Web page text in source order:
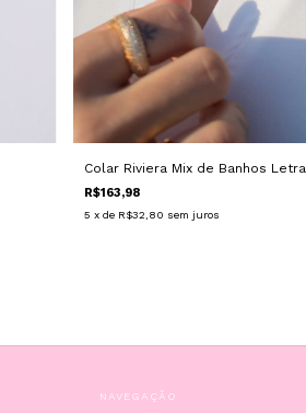
Colar Riviera Mix de Banhos Letra
R$163,98
5 x de R$32,80 sem juros
NAVEGAÇÃO